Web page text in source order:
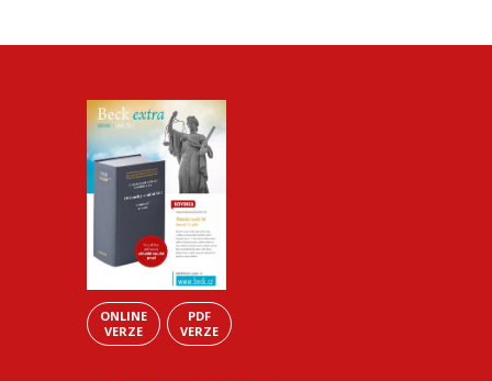
ONLINE
VERZE
PDF
VERZE